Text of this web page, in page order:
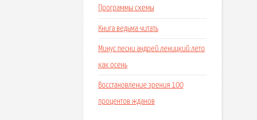
Программы схемы
Книга ведьма читать
Минус песни андрей леницкий лето
как осень
Восстановление зрения 100
процентов жданов